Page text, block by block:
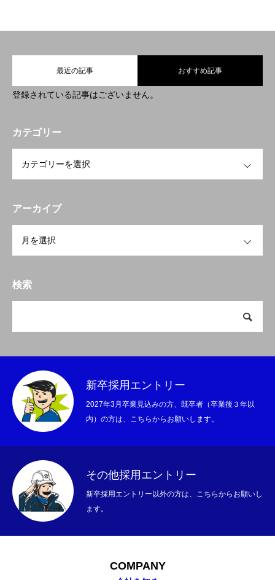
BUSINESS
COMPANY
RECRUITMENT
最近の記事 おすすめ記事
登録されている記事はございません。
カテゴリー
アーカイブ
検索
新卒採用エントリー
2027年3月卒業見込みの方、既卒者（卒業後３年以
内）の方は、こちらからお願いします。
その他採用エントリー
新卒採用エントリー以外の方は、こちらからお願いし
ます。
COMPANY